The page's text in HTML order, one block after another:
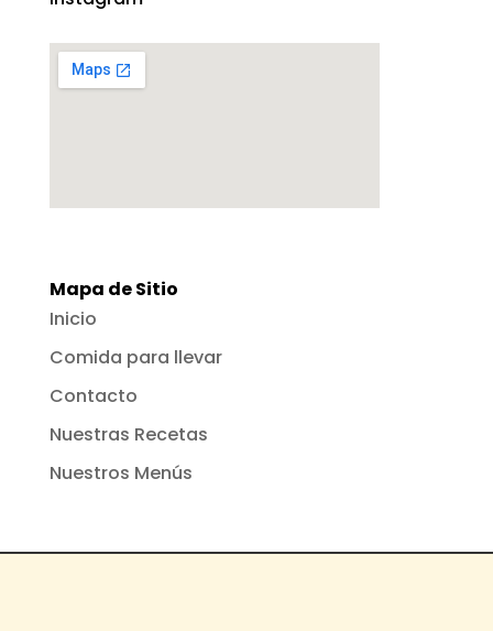
Mapa de Sitio
Inicio
Comida para llevar
Contacto
Nuestras Recetas
Nuestros Menús